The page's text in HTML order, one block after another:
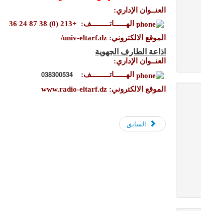
العنــوان الإداري:
الهــــــاتـــــــــف: +213 (0) 38 87 24 36
الموقع الالكتروني: univ-eltarf.dz/
اذاعة الطارف الجهوية
العنــوان الإداري:
الهــــــاتـــــــــف:
038300534
الموقع الالكتروني: www.radio-eltarf.dz
السابق